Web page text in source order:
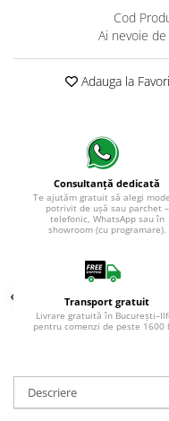
Amazone 10 mm
Evolution 12 mm
Exquisit 8 mm
Mammut 12 mm
Progress 10 mm
Robusto 12 mm
Cod
Ai nevoie
Adauga la
Consultanță dedicată
Te ajutăm gratuit să alegi
potrivit de ușă sau parchet –
telefonic, WhatsApp sau în
showroom (cu programare).
Transport gratuit
Livrare gratuită în
pentru comenzi de peste 1600
Descriere